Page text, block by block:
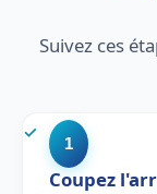
Suivez ces
1
Coupez